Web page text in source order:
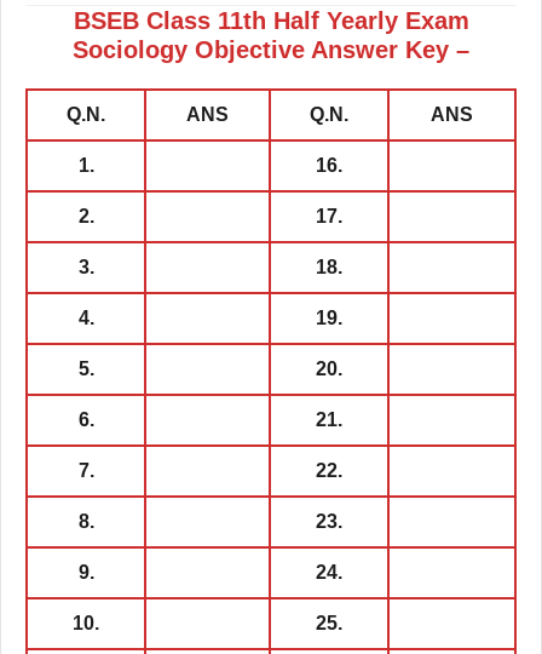
BSEB Class 11th Half Yearly Exam
Sociology Objective Answer Key –
Q.N. ANS Q.N. ANS
1. 16.
2. 17.
3. 18.
4. 19.
5. 20.
6. 21.
7. 22.
8. 23.
9. 24.
10. 25.